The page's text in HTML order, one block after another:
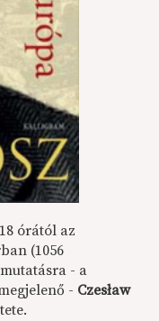
órától az
(1056
- a
- Czesław